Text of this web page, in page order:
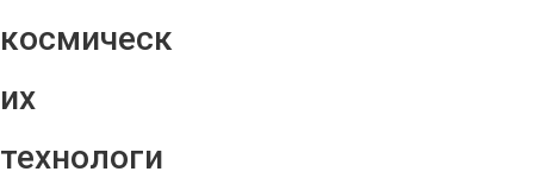
космическ
их
технологи